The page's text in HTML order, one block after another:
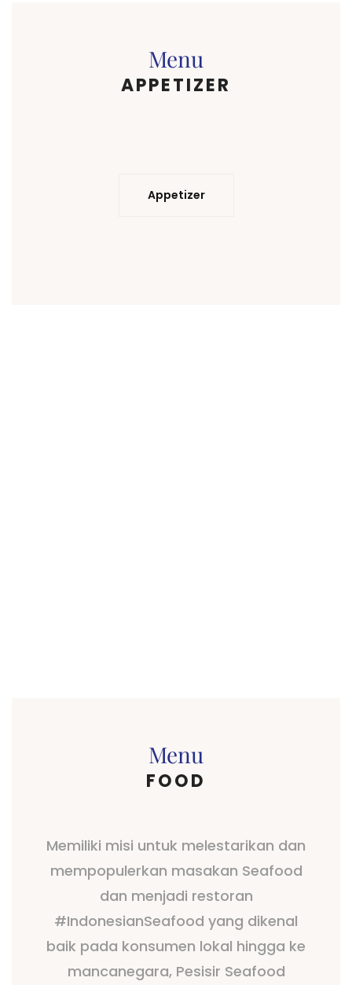
Menu
APPETIZER
Appetizer
Menu
FOOD
Memiliki misi untuk melestarikan dan
mempopulerkan masakan Seafood
dan menjadi restoran
#IndonesianSeafood yang dikenal
baik pada konsumen lokal hingga ke
mancanegara, Pesisir Seafood